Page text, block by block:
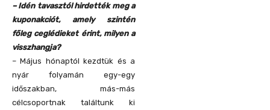
– Idén tavasztól hirdették meg a
kuponakciót, amely szintén
főleg ceglédieket érint, milyen a
visszhangja?
– Május hónaptól kezdtük és a
nyár folyamán egy-egy
időszakban, más-más
célcsoportnak találtunk ki